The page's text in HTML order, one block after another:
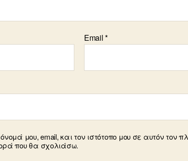
Email*
μου, email, και τον ιστότοπο μου σε αυτόν τον
που θα σχολιάσω.